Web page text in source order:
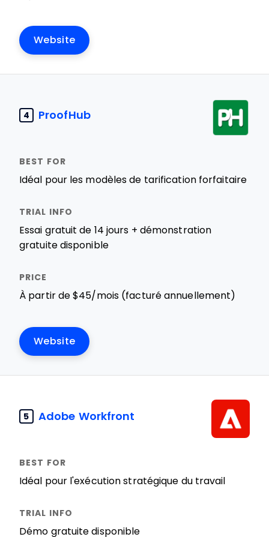
Website
4 ProofHub
Idéal pour les modèles de tarification forfaitaire
Essai gratuit de 14 jours + démonstration
gratuite disponible
À partir de $45/mois (facturé annuellement)
Website
5 Adobe Workfront
Idéal pour l'exécution stratégique du travail
Démo gratuite disponible